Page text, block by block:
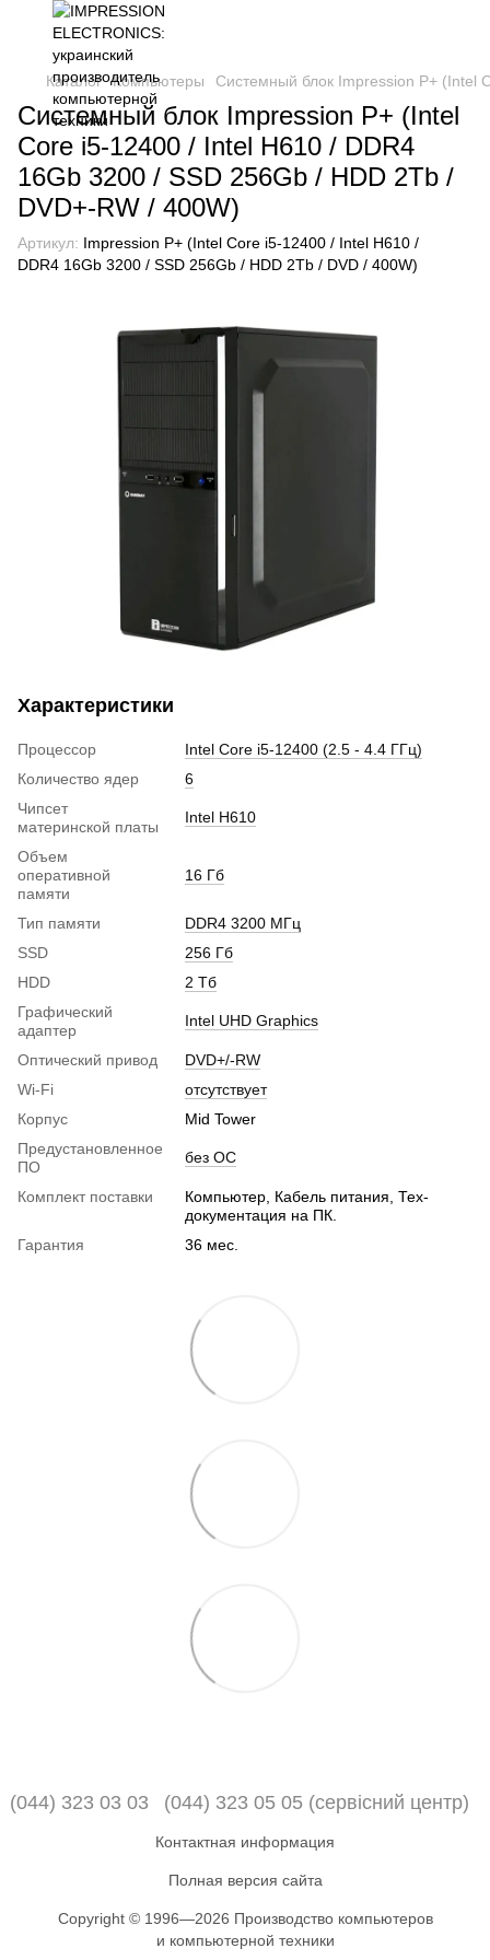
Каталог Компьютеры Системный блок Impression P+ (Intel
Системный блок Impression P+ (Intel
Core i5-12400 / Intel H610 / DDR4
16Gb 3200 / SSD 256Gb / HDD 2Tb /
DVD+-RW / 400W)
Артикул: Impression P+ (Intel Core i5-12400 / Intel H610 /
DDR4 16Gb 3200 / SSD 256Gb / HDD 2Tb / DVD / 400W)
Характеристики
Процессор
Intel Core i5-12400 (2.5 - 4.4 ГГц)
Количество ядер
6
Чипсет
материнской платы
Intel H610
Объем
оперативной
памяти
16 Гб
Тип памяти
DDR4 3200 МГц
SSD
256 Гб
HDD
2 Тб
Графический
адаптер
Intel UHD Graphics
Оптический привод
DVD+/-RW
Wi-Fi
отсутствует
Корпус
Mid Tower
Предустановленное
ПО
без ОС
Комплект поставки
Компьютер, Кабель питания, Тех-
документация на ПК.
Гарантия
36 мес.
(044) 323 03 03 (044) 323 05 05 (сервісний центр)
Контактная информация
Полная версия сайта
Copyright © 1996—2026 Производство компьютеров
и компьютерной техники